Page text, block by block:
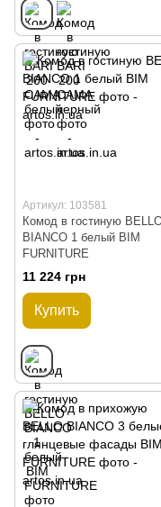
Артикул: 103581
Комод в гостиную
BIANCO 1 белый BIM
FURNITURE
11 224 грн
Купить